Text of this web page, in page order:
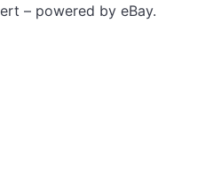
– powered by eBay.